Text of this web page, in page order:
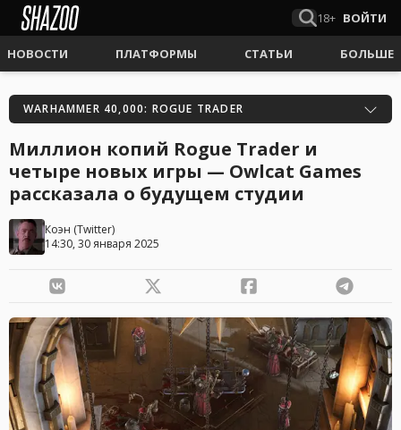
18+ ВОЙТИ
НОВОСТИ ПЛАТФОРМЫ СТАТЬИ БОЛЬШЕ
WARHAMMER 40,000: ROGUE TRADER
Миллион копий Rogue Trader и
четыре новых игры — Owlcat Games
рассказала о будущем студии
Коэн (Twitter)
14:30, 30 января 2025